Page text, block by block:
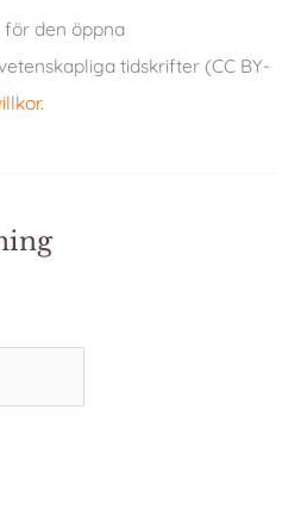
den öppna
tidskrifter (CC BY-
.